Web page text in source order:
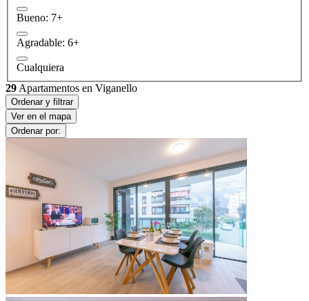
Bueno: 7+
Agradable: 6+
Cualquiera
29 Apartamentos en Viganello
Ordenar y filtrar
Ver en el mapa
Ordenar por: